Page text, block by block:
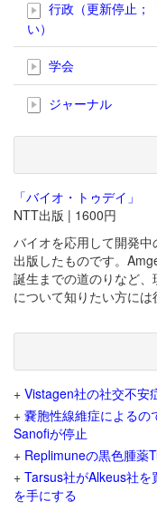
行政（更新停止；
い）
学会
ジャーナル
「バイオ・トゥデイ」
NTT出版 | 1600円
バイオを応用して開発
出版したものです。
誕生までの道のりなど
について知りたい方には
+ Vistagen社の社交不安
+ 嚢胞性線維症によるの
Sanofiが停止
+ Replimuneの黒色腫薬
+ Tarsus社がAlkeus社
を手にする